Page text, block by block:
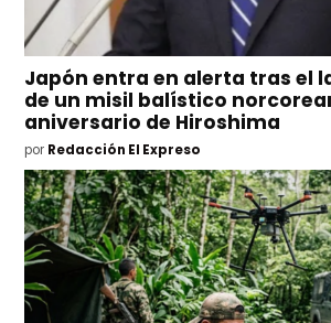
Japón entra en alerta tras el
de un misil balístico
aniversario de Hiroshima
por Redacción El Expreso